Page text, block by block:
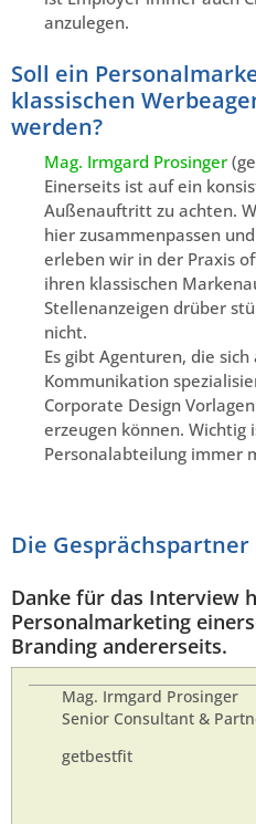
anzulegen.
Soll ein
klassischen
werden?
Mag. Irmgard Prosinger
Einerseits ist auf ein
Außenauftritt zu achten.
hier zusammenpassen
erleben wir in der Praxis
ihren klassischen
Stellenanzeigen drüber
nicht.
Es gibt Agenturen, die sich
Kommunikation
Corporate Design
erzeugen können. Wichtig
Personalabteilung immer
Die Gesprächspartner
Danke für das Interview
Personalmarketing
Branding andererseits.
Mag. Irmgard Prosinger
Senior Consultant &
getbestfit